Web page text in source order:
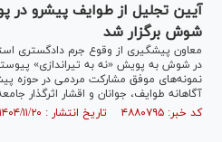
آیین تجلیل از طوایف پیشرو در
شوش برگزار شد
در شوش به پویش «نه به تیراندازی»
نمونه‌های موفق مشارکت مردمی در حوزه
آگاهانه طوایف، جوانان و اقشار اثرگذار
کد خبر: ۴۸۸۰۷۹۵ تاریخ انتشار : ۱۴۰۴/۱۱/۲۰